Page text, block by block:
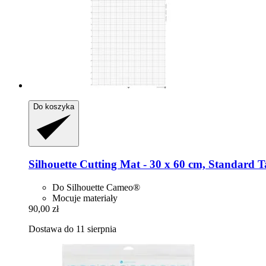
Do koszyka
Silhouette Cutting Mat -​ 30 x 60 cm, Standard
Do Silhouette Cameo®
Mocuje materiały
90,00 zł
Dostawa do 11 sierpnia